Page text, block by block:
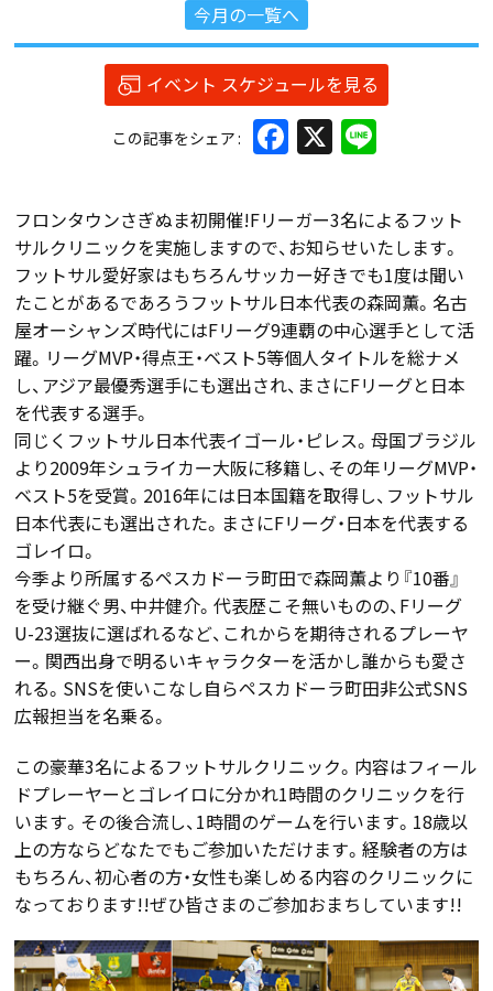
今月の一覧へ
イベント スケジュールを見る
この記事をシェア Facebook
X
フロンタウンさぎぬま初開催!Fリーガー3名によるフット
サルクリニックを実施しますので、お知らせいたします。
フットサル愛好家はもちろんサッカー好きでも1度は聞い
たことがあるであろうフットサル日本代表の森岡薫。名古
屋オーシャンズ時代にはFリーグ9連覇の中心選手として活
躍。リーグMVP・得点王・ベスト5等個人タイトルを総ナメ
し、アジア最優秀選手にも選出され、まさにFリーグと日本
を代表する選手。
同じくフットサル日本代表イゴール・ピレス。母国ブラジル
より2009年シュライカー大阪に移籍し、その年リーグMVP・
ベスト5を受賞。2016年には日本国籍を取得し、フットサル
日本代表にも選出された。まさにFリーグ・日本を代表する
ゴレイロ。
今季より所属するペスカドーラ町田で森岡薫より『10番』
を受け継ぐ男、中井健介。代表歴こそ無いものの、Fリーグ
U-23選抜に選ばれるなど、これからを期待されるプレーヤ
ー。関西出身で明るいキャラクターを活かし誰からも愛さ
れる。SNSを使いこなし自らペスカドーラ町田非公式SNS
広報担当を名乗る。
この豪華3名によるフットサルクリニック。内容はフィール
ドプレーヤーとゴレイロに分かれ1時間のクリニックを行
います。その後合流し、1時間のゲームを行います。18歳以
上の方ならどなたでもご参加いただけます。経験者の方は
もちろん、初心者の方・女性も楽しめる内容のクリニックに
なっております!!ぜひ皆さまのご参加おまちしています!!